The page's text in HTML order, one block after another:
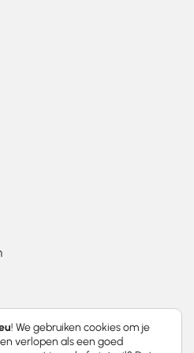
! We gebruiken cookies om je
verlopen als een goed